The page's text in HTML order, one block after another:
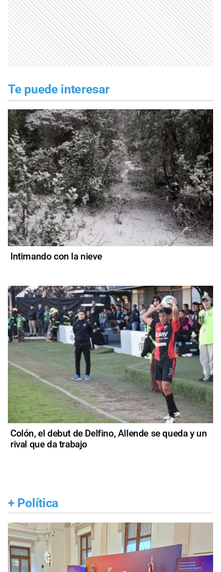
Te puede interesar
Intimando con la nieve
Colón, el debut de Delfino, Allende se queda y un
rival que da trabajo
+ Política